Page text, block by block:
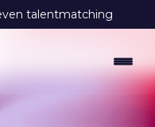
talentmatching